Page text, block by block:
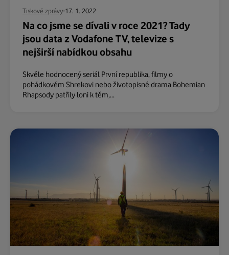
Tiskové zprávy 17. 1. 2022
Na co jsme se dívali v roce 2021? Tady
jsou data z Vodafone TV, televize s
nejširší nabídkou obsahu
Skvěle hodnocený seriál První republika, filmy o
pohádkovém Shrekovi nebo životopisné drama Bohemian
Rhapsody patřily loni k těm,...